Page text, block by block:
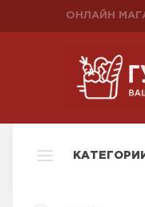
ОНЛАЙН